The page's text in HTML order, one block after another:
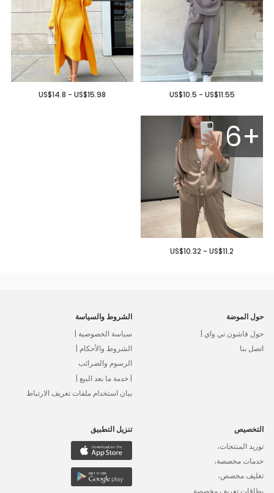
US$10.5 - US$11.55
US$14.8 - US$15.98
6+
US$10.32 - US$11.2
حول الموضة
حول فاشون تي واي |
اتصل بنا
الشروط والسياسة
سياسة الخصوصية |
الشروط والأحكام |
الرسوم والضرائب
| خدمة ما بعد البيع |
بيان استخدام ملفات تعريف الارتباط
التخصيص
توريد المنتجات،
خدمات مخصصة،
تغليف مخصص،
بطاقات تعريف مخصصة
تنزيل التطبيق